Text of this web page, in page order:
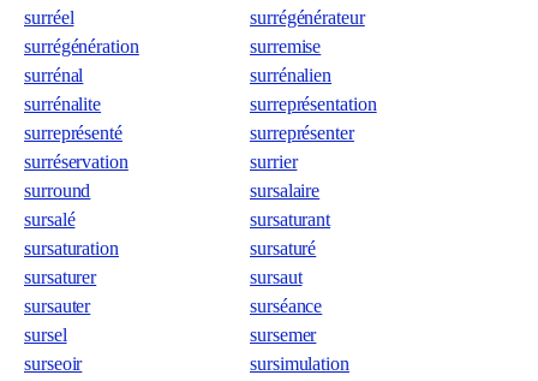
surréel
surrégénérateur
surrégénération
surremise
surrénal
surrénalien
surrénalite
surreprésentation
surreprésenté
surreprésenter
surréservation
surrier
surround
sursalaire
sursalé
sursaturant
sursaturation
sursaturé
sursaturer
sursaut
sursauter
surséance
sursel
sursemer
surseoir
sursimulation